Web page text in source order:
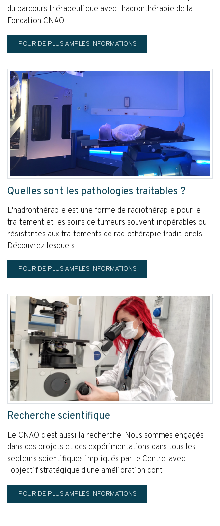
du parcours thérapeutique avec l'hadronthérapie de la
Fondation CNAO.
POUR DE PLUS AMPLES INFORMATIONS
Quelles sont les pathologies traitables ?
L'hadronthérapie est une forme de radiothérapie pour le
traitement et les soins de tumeurs souvent inopérables ou
résistantes aux traitements de radiothérapie traditionels.
Découvrez lesquels.
POUR DE PLUS AMPLES INFORMATIONS
Recherche scientifique
Le CNAO c'est aussi la recherche. Nous sommes engagés
dans des projets et des expérimentations dans tous les
secteurs scientifiques impliqués par le Centre, avec
l'objectif stratégique d'une amélioration cont
POUR DE PLUS AMPLES INFORMATIONS